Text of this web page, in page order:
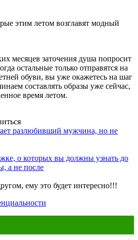
месяцев заточения душа попросит
остальные только отправятся на
обуви, вы уже окажетесь на шаг
составлять образы уже сейчас,
время летом.
разлюбивший мужчина, но не
о которых вы должны узнать до
а не после
ему это будет интересно!!!